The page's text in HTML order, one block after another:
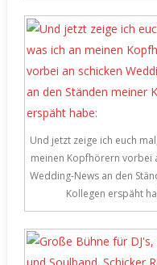
Und jetzt zeige ich euch
meinen Kopfhörern vorbei
Wedding-News an den
Kollegen erspäht